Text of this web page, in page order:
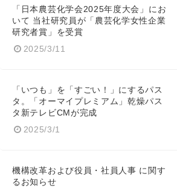
「日本農芸化学会2025年度大会」にお
いて 当社研究員が「農芸化学女性企業
研究者賞」を受賞
2025/3/11
「いつも」を「すごい！」にするパス
タ。「オーマイプレミアム」乾燥パス
タ新テレビCMが完成
2025/3/1
機構改革および役員・社員人事 に関す
るお知らせ